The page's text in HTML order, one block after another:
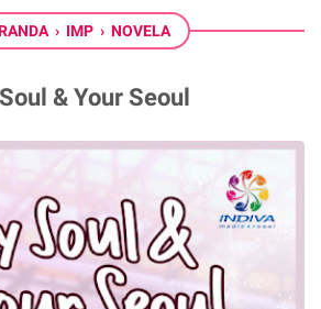
› IMP › NOVELA
& Your Seoul